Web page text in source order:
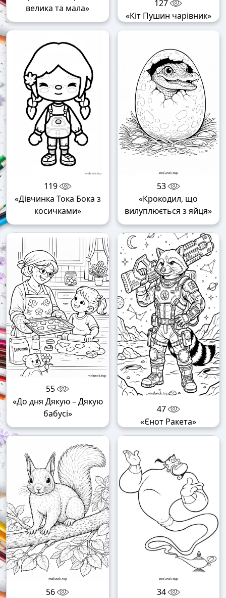
велика та мала»
127
«Кіт Пушин чарівник»
119
«Дівчинка Тока Бока з
косичками»
53
«Крокодил, що
вилуплюється з яйця»
55
«До дня Дякую – Дякую
бабусі»
47
«Єнот Ракета»
56
34